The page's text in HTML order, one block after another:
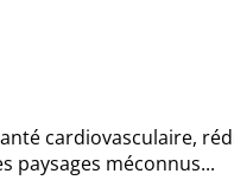
cardiovasculaire,
paysages méconnus...